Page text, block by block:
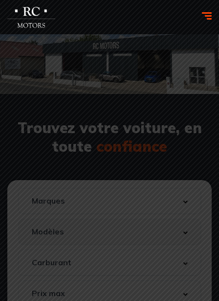
Trouvez votre voiture, en
toute confiance